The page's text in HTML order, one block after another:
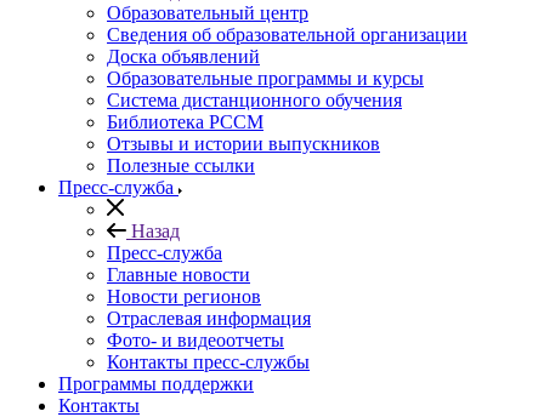
Образовательный центр
Сведения об образовательной организации
Доска объявлений
Образовательные программы и курсы
Система дистанционного обучения
Библиотека РССМ
Отзывы и истории выпускников
Полезные ссылки
Пресс-служба
Назад
Пресс-служба
Главные новости
Новости регионов
Отраслевая информация
Фото- и видеоотчеты
Контакты пресс-службы
Программы поддержки
Контакты